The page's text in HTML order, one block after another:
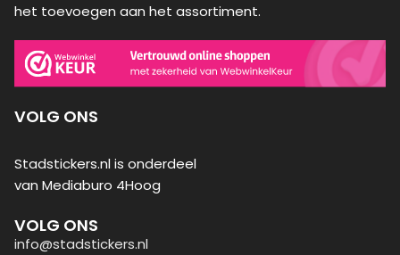
het toevoegen aan het assortiment.
VOLG ONS
Stadstickers.nl is onderdeel
van Mediaburo 4Hoog
VOLG ONS
info@stadstickers.nl